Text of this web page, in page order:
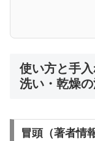
使い方と手
洗い・乾燥
冒頭（著者情